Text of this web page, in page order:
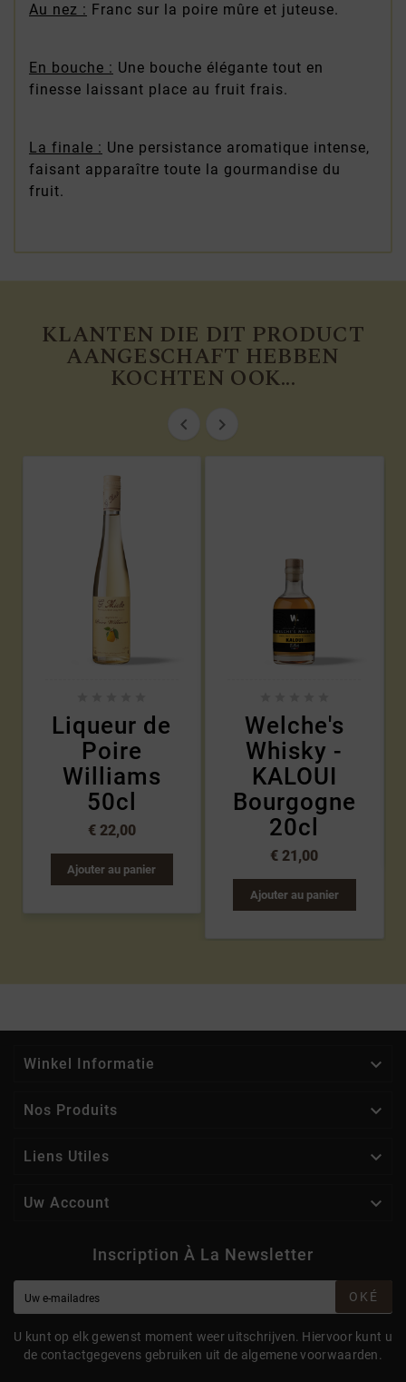
Au nez : Franc sur la poire mûre et juteuse.
En bouche : Une bouche élégante tout en
finesse laissant place au fruit frais.
La finale : Une persistance aromatique intense,
faisant apparaître toute la gourmandise du
fruit.
KLANTEN DIE DIT PRODUCT
AANGESCHAFT HEBBEN
KOCHTEN OOK...
 
Liqueur de
Poire
Williams
50cl
€ 22,00
Ajouter au panier
Welche's
Whisky -
KALOUI
Bourgogne
20cl
€ 21,00
Ajouter au panier
Winkel Informatie 
Nos Produits 
Liens Utiles 
Uw Account 
Inscription À La Newsletter
OKÉ
U kunt op elk gewenst moment weer uitschrijven. Hiervoor kunt u
de contactgegevens gebruiken uit de algemene voorwaarden.